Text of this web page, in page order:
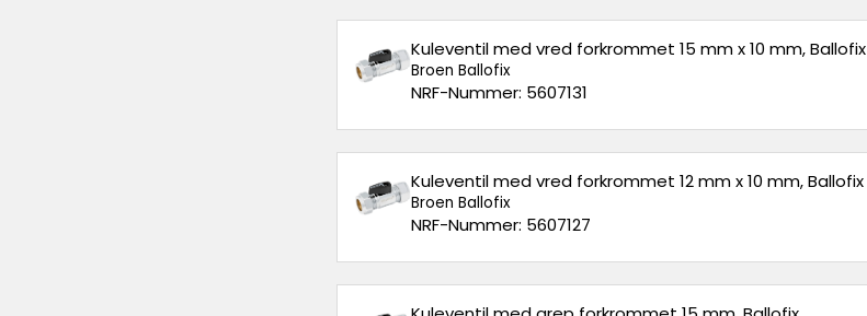
Kuleventil med vred forkrommet 15 mm x 10 mm, Ballofix
Broen Ballofix
NRF-Nummer: 5607131
Kuleventil med vred forkrommet 12 mm x 10 mm, Ballofix
Broen Ballofix
NRF-Nummer: 5607127